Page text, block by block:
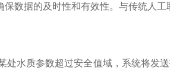
数据的及时性和有效性。与传统人
水质参数超过安全值域，系统将发